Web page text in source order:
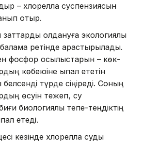
– хлорелла суспензиясын
отыр.
заттарды қолдануға экологиялық
балама ретінде қарастырылады.
фосфор қосылыстарын – көк-
көбеюіне ықпал ететін
белсенді түрде сіңіреді. Соның
өсуін тежеп, су
биологиялық тепе-теңдіктің
етеді.
кезінде хлорелла суды